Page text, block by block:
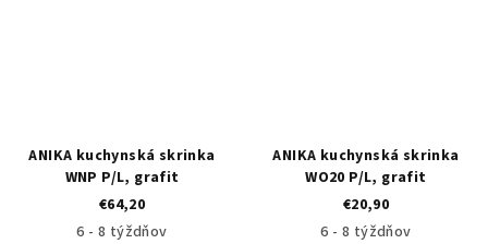
ANIKA kuchynská skrinka
WNP P/L, grafit
€64,20
6 - 8 týždňov
ANIKA kuchynská skrinka
WO20 P/L, grafit
€20,90
6 - 8 týždňov